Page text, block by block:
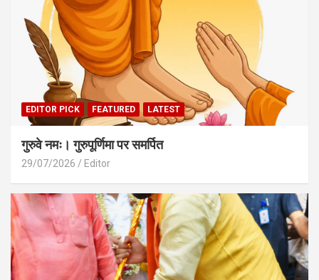
EDITOR PICK FEATURED LATEST
गुरुवे नमः। गुरुपूर्णिमा पर समर्पित
29/07/2026 Editor